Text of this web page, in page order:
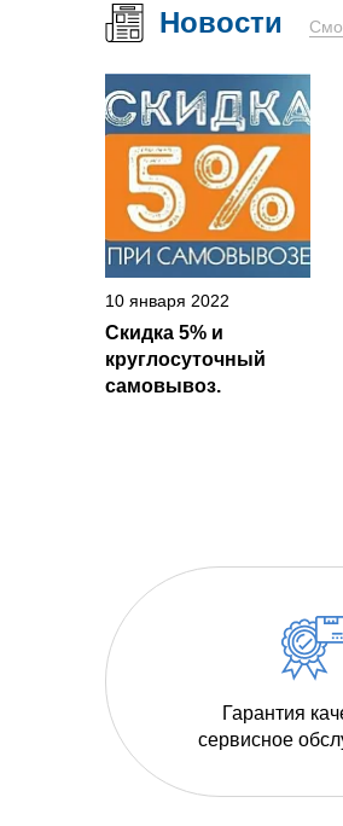
Новости
10 января 2022
Скидка 5% и
круглосуточный
самовывоз.
Гарантия
сервисное